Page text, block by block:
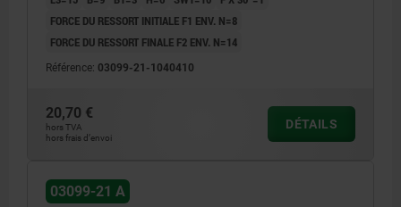
2) Butée droite
FORCE DU RESSORT INITIALE F1 ENV. N=8
FORCE DU RESSORT FINALE F2 ENV. N=14
Référence: 03099-21-1040410
20,70 €
hors TVA
hors frais d’envoi
DÉTAILS
03099-21 A